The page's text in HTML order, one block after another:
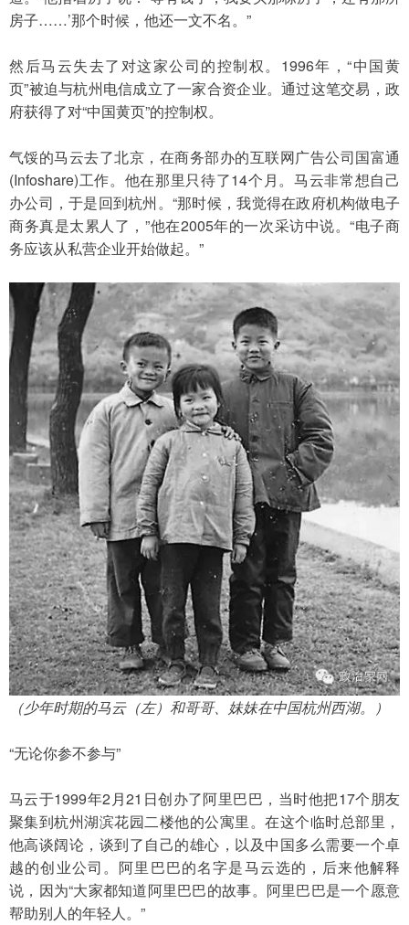
房子……’那个时候，他还一文不名。”
然后马云失去了对这家公司的控制权。1996年，“中国黄
页”被迫与杭州电信成立了一家合资企业。通过这笔交易，政
府获得了对“中国黄页”的控制权。
气馁的马云去了北京，在商务部办的互联网广告公司国富通
(Infoshare)工作。他在那里只待了14个月。马云非常想自己
办公司，于是回到杭州。“那时候，我觉得在政府机构做电子
商务真是太累人了，”他在2005年的一次采访中说。“电子商
务应该从私营企业开始做起。”
（少年时期的马云（左）和哥哥、妹妹在中国杭州西湖。）
“无论你参不参与”
马云于1999年2月21日创办了阿里巴巴，当时他把17个朋友
聚集到杭州湖滨花园二楼他的公寓里。在这个临时总部里，
他高谈阔论，谈到了自己的雄心，以及中国多么需要一个卓
越的创业公司。阿里巴巴的名字是马云选的，后来他解释
说，因为“大家都知道阿里巴巴的故事。阿里巴巴是一个愿意
帮助别人的年轻人。”